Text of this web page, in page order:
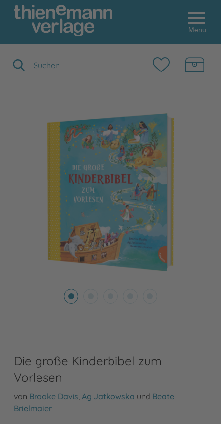
Menu
Die große Kinderbibel zum
Vorlesen
von Brooke Davis Ag Jatkowska und Beate
Brielmaier